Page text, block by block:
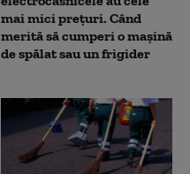
mai mici prețuri. Când
merită să cumperi o mașină
de spălat sau un frigider